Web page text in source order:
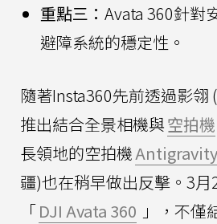
重點三： Avata 360針對
避障系統的穩定性。
隨著Insta360先前透過影翎
推出結合全景相機與空拍機
長領地的空拍機
疆)也在稍早做出反擊。3
「DJI Avata 360 」，不僅